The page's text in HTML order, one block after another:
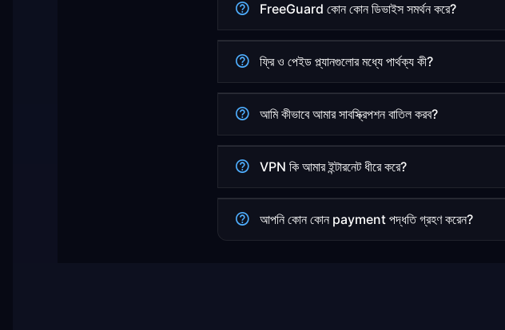
FreeGuard কোন কোন ডিভাইস সমর্থন করে?
ফ্রি ও পেইড প্ল্যানগুলোর মধ্যে পার্থক্য কী?
আমি কীভাবে আমার সাবস্ক্রিপশন বাতিল করব?
VPN কি আমার ইন্টারনেট ধীরে করে?
আপনি কোন কোন payment পদ্ধতি গ্রহণ করেন?